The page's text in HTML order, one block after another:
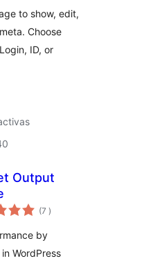
to show, edit,
Choose
ID, or
Output
(7 classificações
)
by
WordPress